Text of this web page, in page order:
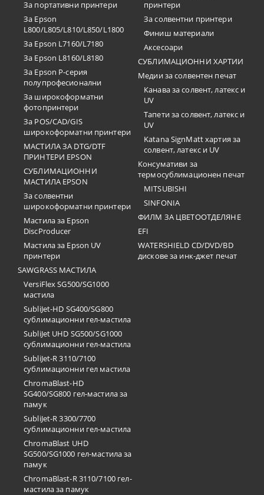
За портативни принтери
За Epson
L800/L805/L810/L850/L1800
За Epson L7160/L7180
За Epson L8160/L8180
За Epson P-серия
полупрофесионални
За широкоформатни
фотопринтери
За POS/CAD/GIS
широкоформатни принтери
МАСТИЛА ЗА DTG/DTF
ПРИНТЕРИ EPSON
СУБЛИМАЦИОННИ
МАСТИЛА EPSON
За солвентни
широкоформатни принтери
Мастила за Epson
DiscProducer
Мастила за Epson UV
принтери
SAWGRASS МАСТИЛА
VersiFlex SG500/SG1000
мастила
SubliJet-HD SG400/SG800
сублимационни гел-мастила
SubliJet UHD SG500/SG1000
сублимационни гел-мастила
SubliJet-R 3110/7100
сублимационни гел мастила
ChromaBlast-HD
SG400/SG800 гел-мастила за
памук
SubliJet-R 3300/7700
сублимационни гел-мастила
ChromaBlast UHD
SG500/SG1000 гел-мастила за
памук
ChromaBlast-R 3110/7100 гел-
мастила за памук
принтери
За солвентни принтери
Финиш материали
Аксесоари
СУБЛИМАЦИОННИ ХАРТИИ
Медии за солвентен печат
Канава за солвент, латекс и
UV
Тапети за солвент, латекс и
UV
Katana SignMatt хартия за
солвент, латекс и UV
Консумативи за
термосублимационен печат
MITSUBISHI
SINFONIA
ФИЛМ ЗА ЦВЕТООТДЕЛЯНЕ
EFI
WATERSHIELD CD/DVD/BD
дискове за инк-джет печат